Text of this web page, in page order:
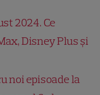
2024. Ce
Disney Plus și
noi episoade la